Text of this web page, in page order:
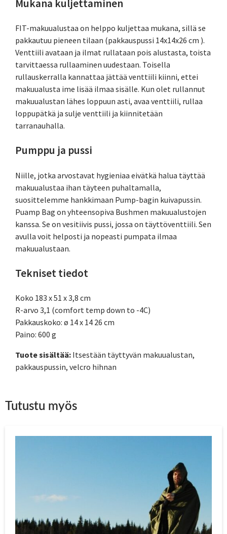
Mukana kuljettaminen
FIT-makuualustaa on helppo kuljettaa mukana, sillä se
pakkautuu pieneen tilaan (pakkauspussi 14x14x26 cm ).
Venttiili avataan ja ilmat rullataan pois alustasta, toista
tarvittaessa rullaaminen uudestaan. Toisella
rullauskerralla kannattaa jättää venttiili kiinni, ettei
makuualusta ime lisää ilmaa sisälle. Kun olet rullannut
makuualustan lähes loppuun asti, avaa venttiili, rullaa
loppupätkä ja sulje venttiili ja kiinnitetään
tarranauhalla.
Pumppu ja pussi
Niille, jotka arvostavat hygieniaa eivätkä halua täyttää
makuualustaa ihan täyteen puhaltamalla,
suosittelemme hankkimaan Pump-bagin kuivapussin.
Puamp Bag on yhteensopiva Bushmen makuualustojen
kanssa. Se on vesitiivis pussi, jossa on täyttöventtiili. Sen
avulla voit helposti ja nopeasti pumpata ilmaa
makuualustaan.
Tekniset tiedot
Koko 183 x 51 x 3,8 cm
R-arvo 3,1 (comfort temp down to -4C)
Pakkauskoko: ø 14 x 14 26 cm
Paino: 600 g
Tuote sisältää: Itsestään täyttyvän makuualustan,
pakkauspussin, velcro hihnan
Tutustu myös